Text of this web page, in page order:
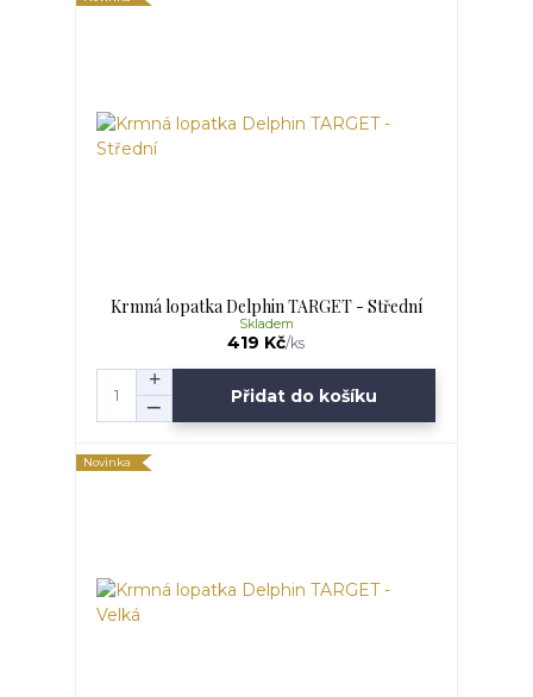
Krmná lopatka Delphin TARGET - Střední
419 Kč/ks
Skladem
Přidat do košíku
Novinka